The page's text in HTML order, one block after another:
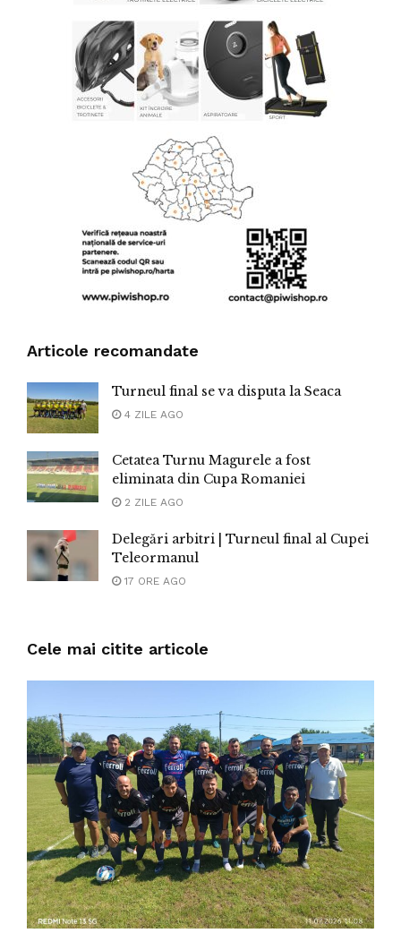
Articole recomandate
Turneul final se va disputa la Seaca
4 ZILE AGO
Cetatea Turnu Magurele a fost
eliminata din Cupa Romaniei
2 ZILE AGO
Delegări arbitri | Turneul final al Cupei
Teleormanul
17 ORE AGO
Cele mai citite articole